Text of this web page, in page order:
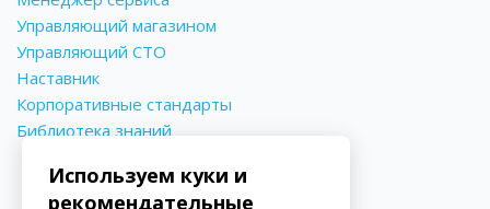
Управляющий магазином
Управляющий СТО
Наставник
Корпоративные стандарты
Библиотека знаний
Используем куки и
рекомендательные